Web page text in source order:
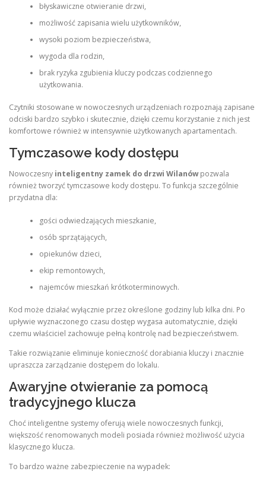
błyskawiczne otwieranie drzwi,
możliwość zapisania wielu użytkowników,
wysoki poziom bezpieczeństwa,
wygoda dla rodzin,
brak ryzyka zgubienia kluczy podczas codziennego
użytkowania.
Czytniki stosowane w nowoczesnych urządzeniach rozpoznają zapisane
odciski bardzo szybko i skutecznie, dzięki czemu korzystanie z nich jest
komfortowe również w intensywnie użytkowanych apartamentach.
Tymczasowe kody dostępu
Nowoczesny inteligentny zamek do drzwi Wilanówpozwala
również tworzyć tymczasowe kody dostępu. To funkcja szczególnie
przydatna dla:
gości odwiedzających mieszkanie,
osób sprzątających,
opiekunów dzieci,
ekip remontowych,
najemców mieszkań krótkoterminowych.
Kod może działać wyłącznie przez określone godziny lub kilka dni. Po
upływie wyznaczonego czasu dostęp wygasa automatycznie, dzięki
czemu właściciel zachowuje pełną kontrolę nad bezpieczeństwem.
Takie rozwiązanie eliminuje konieczność dorabiania kluczy i znacznie
upraszcza zarządzanie dostępem do lokalu.
Awaryjne otwieranie za pomocą
tradycyjnego klucza
Choć inteligentne systemy oferują wiele nowoczesnych funkcji,
większość renomowanych modeli posiada również możliwość użycia
klasycznego klucza.
To bardzo ważne zabezpieczenie na wypadek: